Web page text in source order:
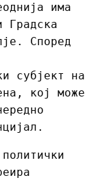
има
Градска
Според
субјект на
кој може